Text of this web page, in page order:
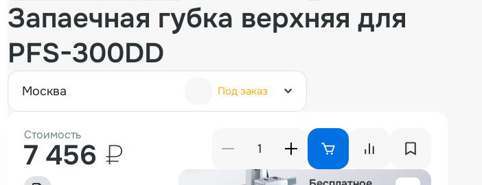
Запаечная губка верхняя для
PFS-300DD
москва Под заказ
Стоимость
7 456 ₽